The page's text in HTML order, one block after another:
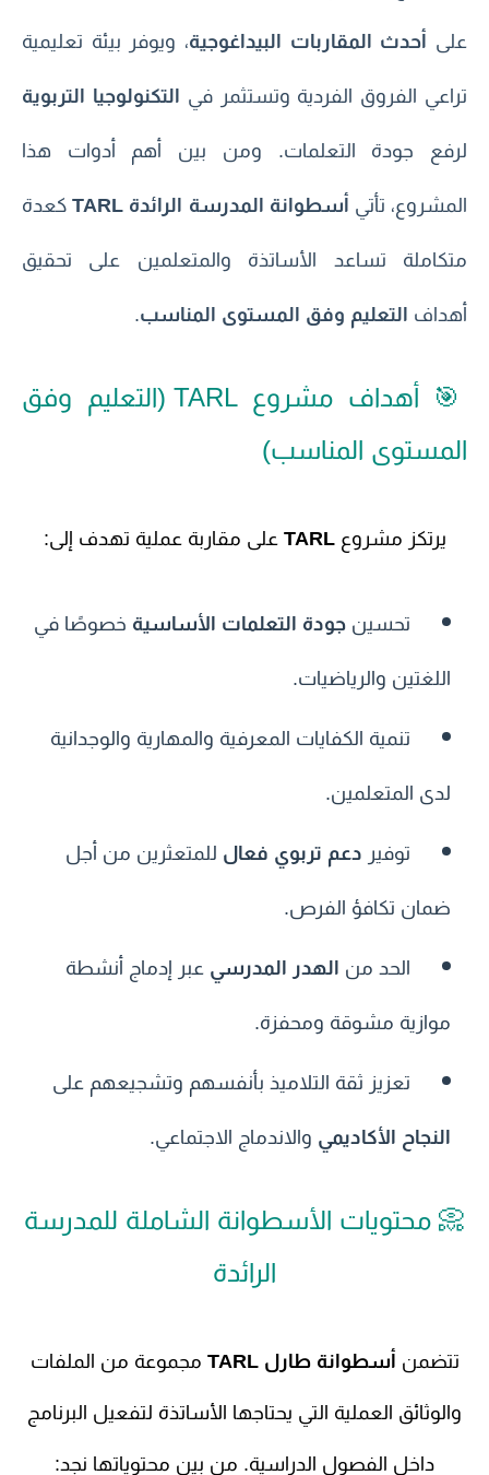
على أحدث المقاربات البيداغوجية، ويوفر بيئة تعليمية
تراعي الفروق الفردية وتستثمر في التكنولوجيا التربوية
لرفع جودة التعلمات. ومن بين أهم أدوات هذا
المشروع، تأتي أسطوانة المدرسة الرائدة TARL كعدة
متكاملة تساعد الأساتذة والمتعلمين على تحقيق
أهداف التعليم وفق المستوى المناسب.
🎯 أهداف مشروع TARL (التعليم وفق
المستوى المناسب)
يرتكز مشروعTARL على مقاربة عملية تهدف إلى:
تحسين جودة التعلمات الأساسية خصوصًا في
اللغتين والرياضيات.
تنمية الكفايات المعرفية والمهارية والوجدانية
لدى المتعلمين.
توفير دعم تربوي فعال للمتعثرين من أجل
ضمان تكافؤ الفرص.
الحد من الهدر المدرسي عبر إدماج أنشطة
موازية مشوقة ومحفزة.
تعزيز ثقة التلاميذ بأنفسهم وتشجيعهم على
النجاح الأكاديمي والاندماج الاجتماعي.
📀 محتويات الأسطوانة الشاملة للمدرسة
الرائدة
تتضمن أسطوانة طارل TARL مجموعة من الملفات
والوثائق العملية التي يحتاجها الأساتذة لتفعيل البرنامج
داخل الفصول الدراسية. من بين محتوياتها نجد: